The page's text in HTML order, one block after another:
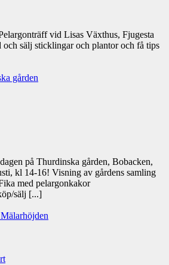
vid Lisas Växthus, Fjugesta
sälj sticklingar och plantor och få tips
gården
på Thurdinska gården, Bobacken,
kl 14-16! Visning av gårdens samling
med pelargonkakor
sälj [...]